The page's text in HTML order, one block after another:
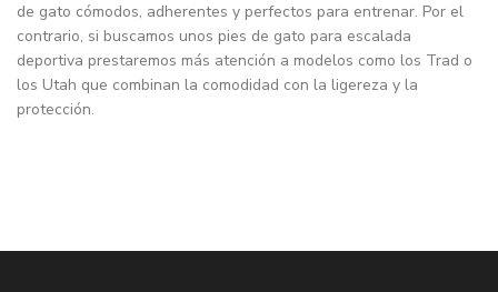
de gato cómodos, adherentes y perfectos para entrenar. Por el
contrario, si buscamos unos pies de gato para escalada
deportiva prestaremos más atención a modelos como los Trad o
los Utah que combinan la comodidad con la ligereza y la
protección.